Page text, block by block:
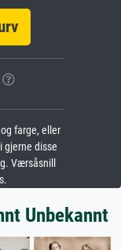
farge, eller
gjerne disse
Værsåsnill
Unbekannt